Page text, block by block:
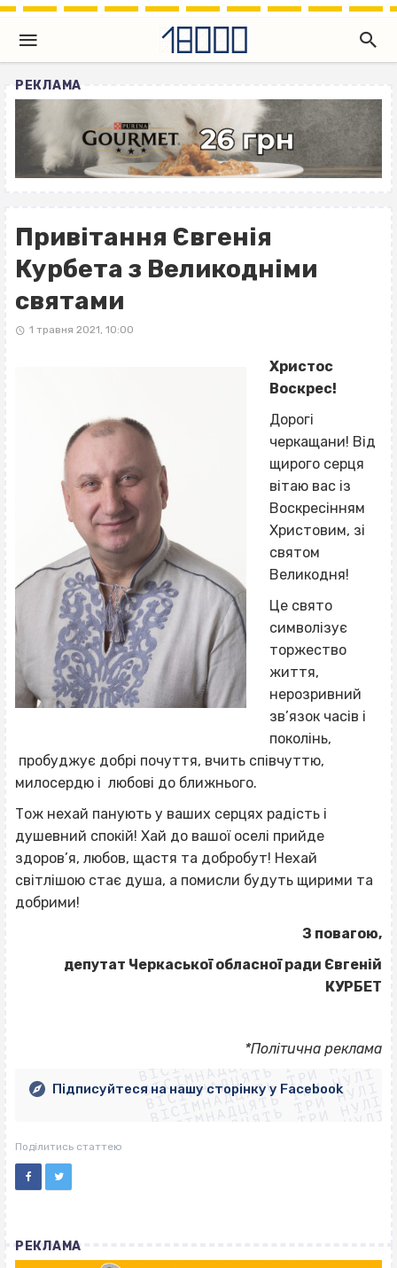
РЕКЛАМА
Привітання Євгенія
Курбета з Великодніми
святами
1 травня 2021, 10:00
Христос
Воскрес!
Дорогі
черкащани! Від
щирого серця
вітаю вас із
Воскресінням
Христовим, зі
святом
Великодня!
Це свято
символізує
торжество
життя,
нерозривний
зв’язок часів і
поколінь,
пробуджує добрі почуття, вчить співчуттю,
милосердю і любові до ближнього.
Тож нехай панують у ваших серцях радість і
душевний спокій! Хай до вашої оселі прийде
здоров’я, любов, щастя та добробут! Нехай
світлішою стає душа, а помисли будуть щирими та
добрими!
З повагою,
депутат Черкаської обласної ради Євгеній
КУРБЕТ
*Політична реклама
ВІСІМНАДЦЯТЬ ТРИ НУЛІ
ВІСІМНАДЦЯТЬ ТРИ НУЛІ
ВІСІМНАДЦЯТЬ ТРИ НУЛІ
ВІСІМНАДЦЯТЬ ТРИ НУЛІ
ВІСІМНАДЦЯТЬ ТРИ НУЛІ
ВІСІМНАДЦЯТЬ ТРИ НУЛІ
ВІСІМНАДЦЯТЬ ТРИ НУЛІ
ВІСІМНАДЦЯТЬ ТРИ НУЛІ
Підписуйтеся на нашу сторінку у Facebook
Поділитись статтею
РЕКЛАМА